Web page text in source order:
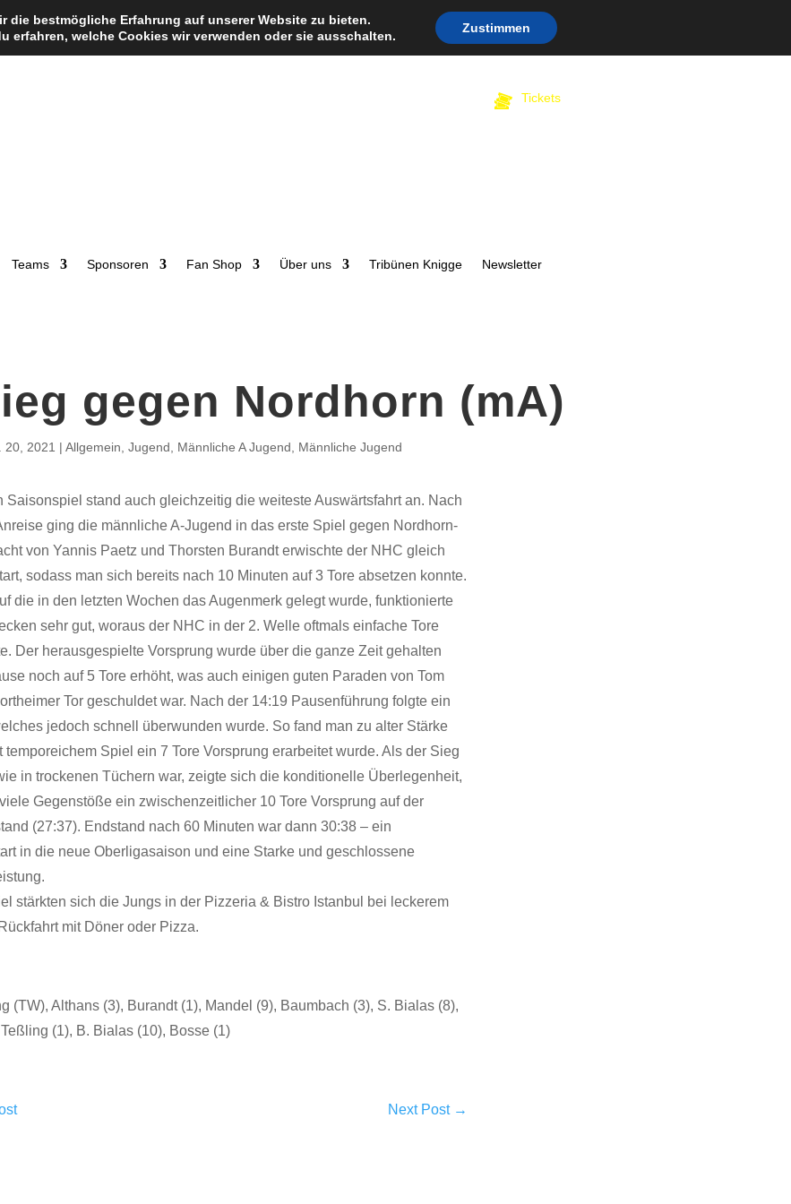
Tickets
Teams Sponsoren Fan Shop Über uns Tribünen Knigge Newsletter
gegen Nordhorn (mA)
20, 2021 Allgemein Jugend Männliche A Jugend Männliche Jugend
Saisonspiel stand auch gleichzeitig die weiteste Auswärtsfahrt an. Nach
ging die männliche A-Jugend in das erste Spiel gegen Nordhorn-
von Yannis Paetz und Thorsten Burandt erwischte der NHC gleich
sodass man sich bereits nach 10 Minuten auf 3 Tore absetzen konnte.
die in den letzten Wochen das Augenmerk gelegt wurde, funktionierte
sehr gut, woraus der NHC in der 2. Welle oftmals einfache Tore
Der herausgespielte Vorsprung wurde über die ganze Zeit gehalten
noch auf 5 Tore erhöht, was auch einigen guten Paraden von Tom
Tor geschuldet war. Nach der 14:19 Pausenführung folgte ein
jedoch schnell überwunden wurde. So fand man zu alter Stärke
temporeichem Spiel ein 7 Tore Vorsprung erarbeitet wurde. Als der Sieg
in trockenen Tüchern war, zeigte sich die konditionelle Überlegenheit,
Gegenstöße ein zwischenzeitlicher 10 Tore Vorsprung auf der
(27:37). Endstand nach 60 Minuten war dann 30:38 – ein
in die neue Oberligasaison und eine Starke und geschlossene
stärkten sich die Jungs in der Pizzeria & Bistro Istanbul bei leckerem
mit Döner oder Pizza.
(TW), Althans (3), Burandt (1), Mandel (9), Baumbach (3), S. Bialas (8),
(1), B. Bialas (10), Bosse (1)
Next Post→
die bestmögliche Erfahrung auf unserer Website zu bieten.
erfahren, welche Cookies wir verwenden oder sie ausschalten.
Zustimmen